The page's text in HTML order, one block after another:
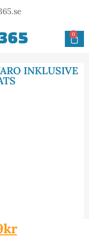
0
INKLUSIVE
kr